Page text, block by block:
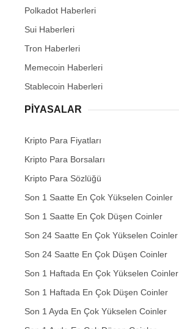
Polkadot Haberleri
Sui Haberleri
Tron Haberleri
Memecoin Haberleri
Stablecoin Haberleri
PIYASALAR
Kripto Para Fiyatları
Kripto Para Borsaları
Kripto Para Sözlüğü
Son 1 Saatte En Çok Yükselen Coinler
Son 1 Saatte En Çok Düşen Coinler
Son 24 Saatte En Çok Yükselen Coinler
Son 24 Saatte En Çok Düşen Coinler
Son 1 Haftada En Çok Yükselen Coinler
Son 1 Haftada En Çok Düşen Coinler
Son 1 Ayda En Çok Yükselen Coinler